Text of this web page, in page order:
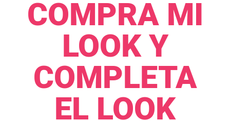
COMPRA MI
LOOK Y
COMPLETA
EL LOOK